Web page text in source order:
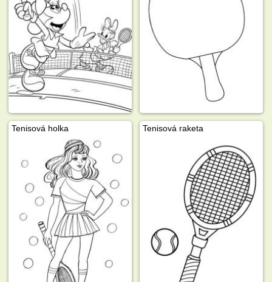
Tenisová holka Tenisová raketa